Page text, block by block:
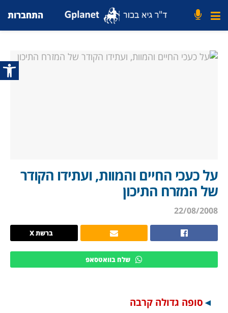
פתח
התחברות
על כעכי החיים והמוות, ועתידו הקודר
של המזרח התיכון
22/08/2008
ברשת X
שלח בוואטסאפ
◄ סופה גדולה קרבה